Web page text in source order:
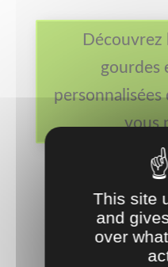
Découvrez
gourdes
vous
This site
and
over